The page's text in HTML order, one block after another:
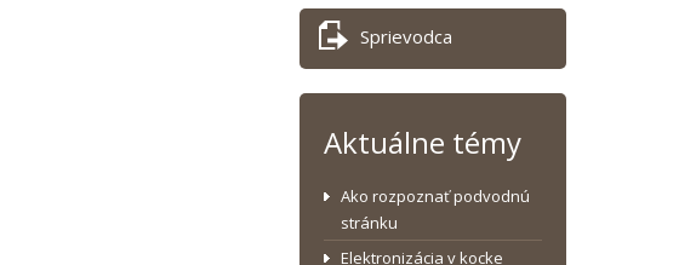
Sprievodca
Aktuálne témy
Ako rozpoznať podvodnú
stránku
Elektronizácia v kocke